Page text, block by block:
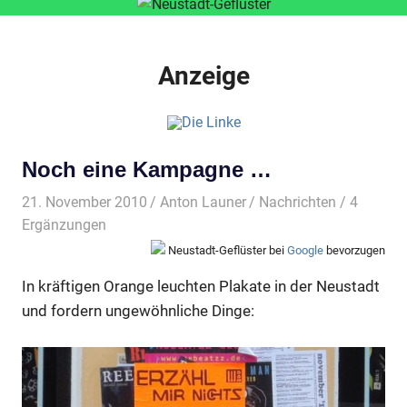
Anzeige
Noch eine Kampagne …
21. November 2010 Anton Launer Nachrichten / 4
Ergänzungen
Neustadt-Geflüster bei Google bevorzugen
In kräftigen Orange leuchten Plakate in der Neustadt
und fordern ungewöhnliche Dinge: